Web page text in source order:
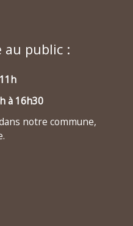
au public :
à 16h30
notre commune,